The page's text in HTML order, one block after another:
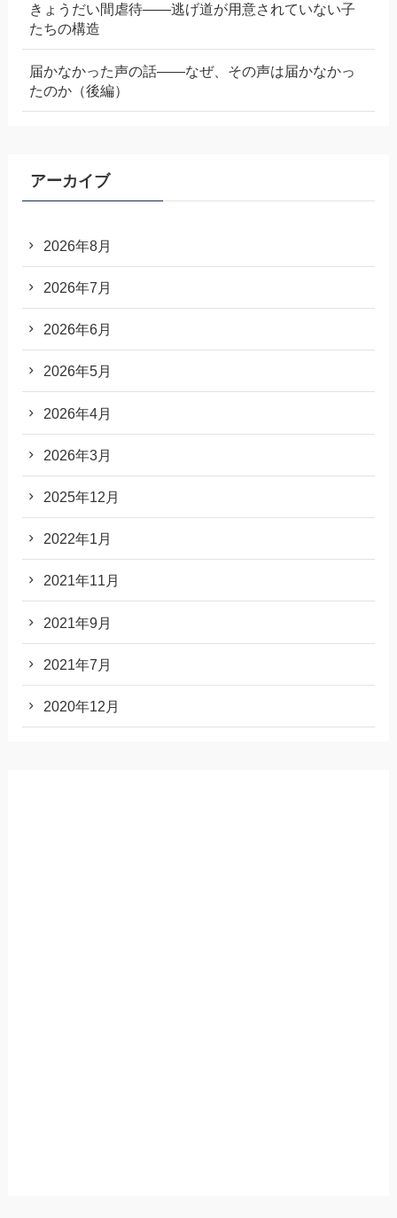
きょうだい間虐待——逃げ道が用意されていない子
たちの構造
届かなかった声の話——なぜ、その声は届かなかっ
たのか（後編）
アーカイブ
2026年8月
2026年7月
2026年6月
2026年5月
2026年4月
2026年3月
2025年12月
2022年1月
2021年11月
2021年9月
2021年7月
2020年12月